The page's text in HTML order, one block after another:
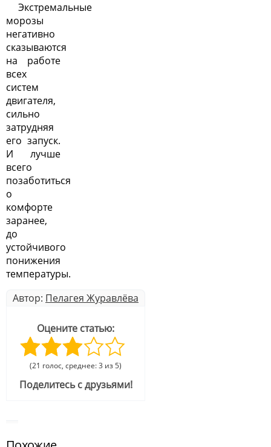
Экстремальные
морозы
негативно
сказываются
на работе
всех
систем
двигателя,
сильно
затрудняя
его запуск.
И лучше
всего
позаботиться
о
комфорте
заранее,
до
устойчивого
понижения
температуры.
Автор: Пелагея Журавлёва
Оцените статью:
(21 голос, среднее: 3 из 5)
Поделитесь с друзьями!